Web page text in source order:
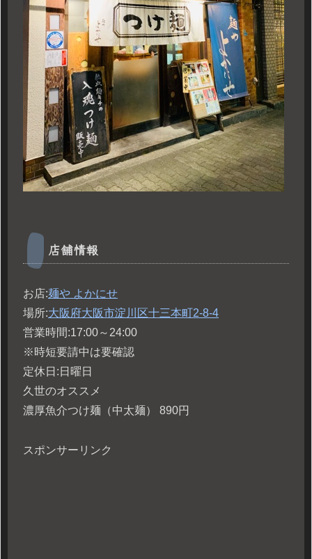
店舗情報
お店:麺や よかにせ
場所:大阪府大阪市淀川区十三本町2-8-4
営業時間:17:00～24:00
※時短要請中は要確認
定休日:日曜日
久世のオススメ
濃厚魚介つけ麺（中太麺） 890円
スポンサーリンク